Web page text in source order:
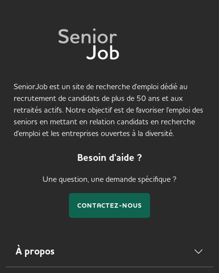
SeniorJob est un site de recherche d'emploi dédié au
recrutement de candidats de plus de 50 ans et aux
retraités actifs. Notre objectif est de favoriser l'emploi des
seniors en mettant en relation candidats en recherche
d'emploi et les entreprises ouvertes à la diversité.
Besoin d'aide ?
Une question, une demande spécifique ?
CONTACTEZ-NOUS
À propos